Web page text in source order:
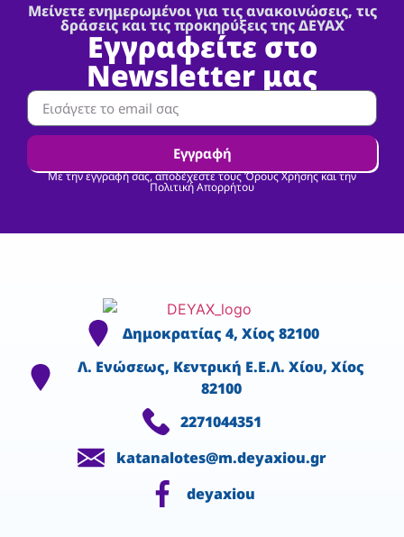
Μείνετε ενημερωμένοι για τις ανακοινώσεις, τις
δράσεις και τις προκηρύξεις της ΔΕΥΑΧ
Εγγραφείτε στο
Newsletter μας
Εγγραφή
Με την εγγραφή σας, αποδέχεστε τους Όρους Χρήσης και την
Πολιτική Απορρήτου
Δημοκρατίας 4, Χίος 82100
Λ. Ενώσεως, Κεντρική Ε.Ε.Λ. Χίου, Χίος
82100
2271044351
katanalotes@m.deyaxiou.gr
deyaxiou